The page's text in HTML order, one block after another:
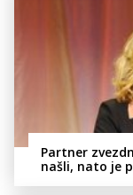
Partner
našli, nato je